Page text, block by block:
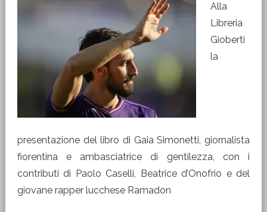
Alla
Libreria
Gioberti
la
presentazione del libro di Gaia Simonetti, giornalista
fiorentina e ambasciatrice di gentilezza, con i
contributi di Paolo Caselli, Beatrice d’Onofrio e del
giovane rapper lucchese Ramadon